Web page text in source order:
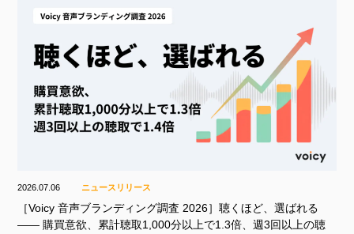
2026.07.06 ニュースリリース
［Voicy 音声ブランディング調査 2026］聴くほど、選ばれる
—— 購買意欲、累計聴取1,000分以上で1.3倍、週3回以上の聴